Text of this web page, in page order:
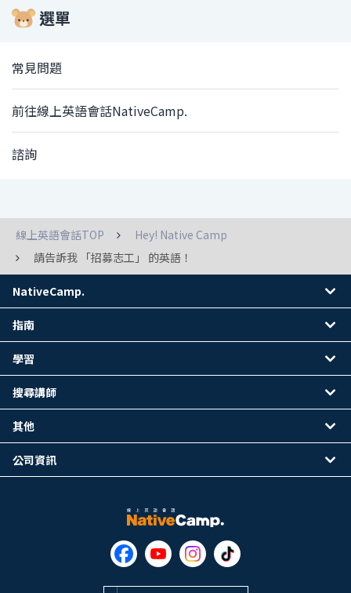
選單
常見問題
前往線上英語會話NativeCamp.
諮詢
線上英語會話TOP
Hey! Native Camp
請告訴我 「招募志工」 的英語！
NativeCamp.
指南
學習
搜尋講師
其他
公司資訊